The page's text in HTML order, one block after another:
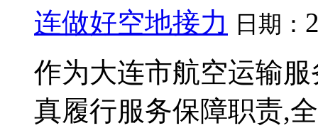
连做好空地接力
日期：
作为大连市航空运输
真履行服务保障职责,